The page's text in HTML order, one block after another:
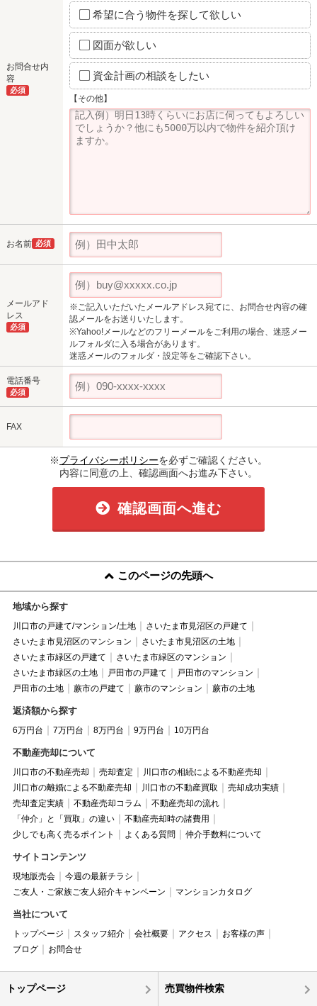
お問合せ内
容
必須
希望に合う物件を探して欲しい
図面が欲しい
資金計画の相談をしたい
【その他】
お名前 必須
メールアド
レス
必須
※ご記入いただいたメールアドレス宛てに、お問合せ内容の確
認メールをお送りいたします。
※Yahoo!メールなどのフリーメールをご利用の場合、迷惑メー
ルフォルダに入る場合があります。
迷惑メールのフォルダ・設定等をご確認下さい。
電話番号
必須
FAX
※プライバシーポリシーを必ずご確認ください。
内容に同意の上、確認画面へお進み下さい。
確認画面へ進む
このページの先頭へ
地域から探す
川口市の戸建て/マンション/土地
さいたま市見沼区の戸建て
さいたま市見沼区のマンション
さいたま市見沼区の土地
さいたま市緑区の戸建て
さいたま市緑区のマンション
さいたま市緑区の土地
戸田市の戸建て
戸田市のマンション
戸田市の土地
蕨市の戸建て 蕨市のマンション 蕨市の土地
返済額から探す
6万円台 7万円台 8万円台 9万円台 10万円台
不動産売却について
川口市の不動産売却 売却査定
川口市の相続による不動産売却
川口市の離婚による不動産売却
川口市の不動産買取
売却成功実績
売却査定実績
不動産売却コラム
不動産売却の流れ
「仲介」と「買取」の違い
不動産売却時の諸費用
少しでも高く売るポイント
よくある質問 仲介手数料について
サイトコンテンツ
現地販売会
今週の最新チラシ
ご友人・ご家族ご友人紹介キャンペーン
マンションカタログ
当社について
トップページ スタッフ紹介 会社概要 アクセス
お客様の声
ブログ
お問合せ
トップページ 売買物件検索